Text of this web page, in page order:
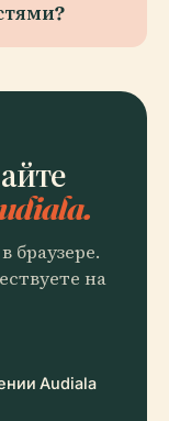
браузере.
на
Audiala